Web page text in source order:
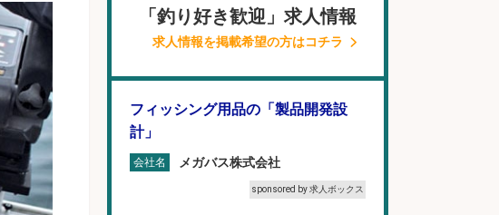
「釣り好き歓迎」求人情報
求人情報を掲載希望の方はコチラ
フィッシング用品の「製品開発設
計」
会社名 メガバス株式会社
sponsored by 求人ボックス